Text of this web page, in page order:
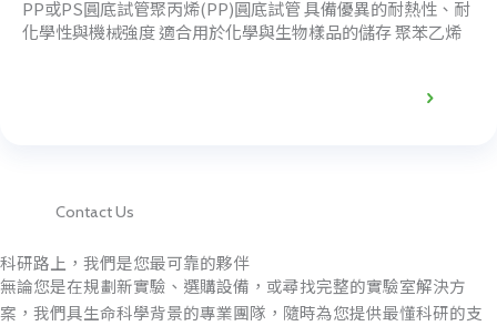
PP或PS圓底試管聚丙烯(PP)圓底試管 具備優異的耐熱性、耐
化學性與機械強度 適合用於化學與生物樣品的儲存 聚苯乙烯
Contact Us
科研路上，我們是您最可靠的夥伴
無論您是在規劃新實驗、選購設備，或尋找完整的實驗室解決方
案，我們具生命科學背景的專業團隊，隨時為您提供最懂科研的支